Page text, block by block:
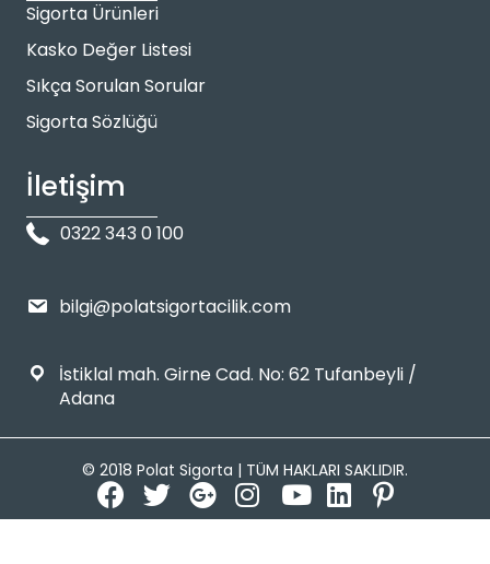
Sigorta Ürünleri
Kasko Değer Listesi
Sıkça Sorulan Sorular
Sigorta Sözlüğü
İletişim
0322 343 0 100
bilgi@polatsigortacilik.com
İstiklal mah. Girne Cad. No: 62 Tufanbeyli /
Adana
© 2018 Polat Sigorta | TÜM HAKLARI SAKLIDIR.